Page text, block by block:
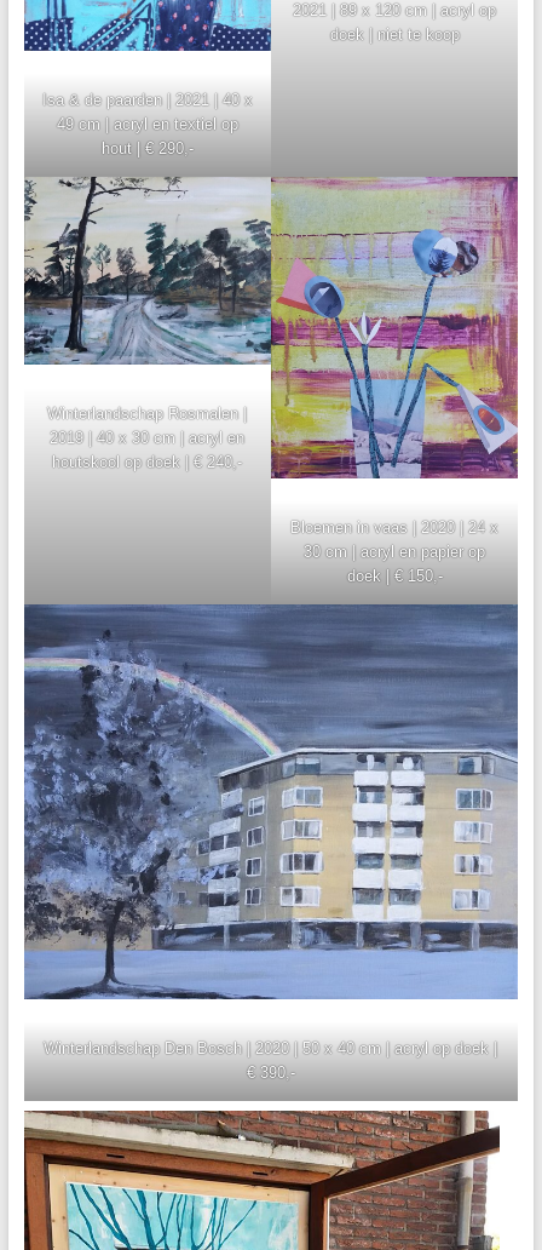
Isa & de paarden | 2021 | 40 x
49 cm | acryl en textiel op
hout | € 290,-
2021 | 89 x 120 cm | acryl op
doek | niet te koop
Winterlandschap Rosmalen |
2019 | 40 x 30 cm | acryl en
houtskool op doek | € 240,-
Bloemen in vaas | 2020 | 24 x
30 cm | acryl en papier op
doek | € 150,-
Winterlandschap Den Bosch | 2020 | 50 x 40 cm | acryl op doek |
€ 390,-